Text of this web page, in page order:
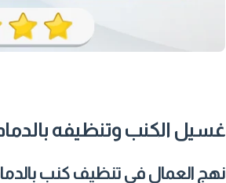
غسيل الكنب وتنظيفه
نهج العمال في تنظيف كنب